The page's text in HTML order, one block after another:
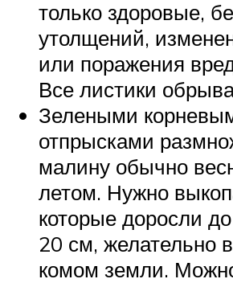
только здоровые,
утолщений,
или поражения
Все листики
Зелеными
отпрысками
малину обычно
летом. Нужно
которые доросли
20 см, желательно
комом земли.